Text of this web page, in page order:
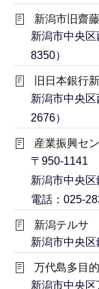
新潟市旧齋
新潟市中央
8350）
旧日本銀行
新潟市中央
2676）
産業振興セ
〒950-1141
新潟市中央
電話：025-
新潟テルサ
新潟市中央区
万代島多目
新潟市中央区